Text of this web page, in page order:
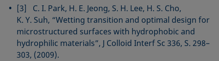
[3] C. I. Park, H. E. Jeong, S. H. Lee, H. S. Cho,
K. Y. Suh, “Wetting transition and optimal design for
microstructured surfaces with hydrophobic and
hydrophilic materials”, J Colloid Interf Sc 336, S. 298–
303, (2009).